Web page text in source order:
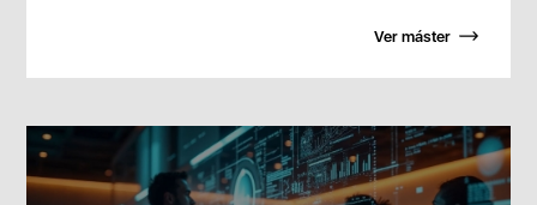
Ver máster